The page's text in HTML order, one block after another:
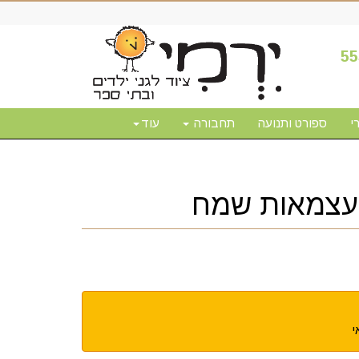
ספורט ותנועה תחבורה עוד
עצמאות שמח